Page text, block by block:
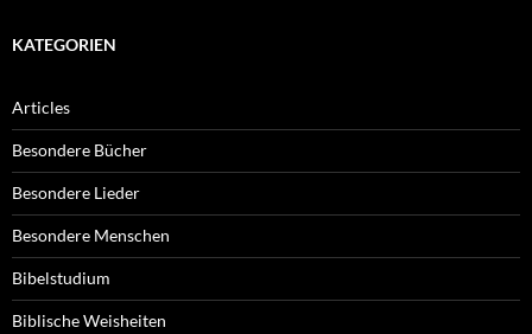
KATEGORIEN
Articles
Besondere Bücher
Besondere Lieder
Besondere Menschen
Bibelstudium
Biblische Weisheiten